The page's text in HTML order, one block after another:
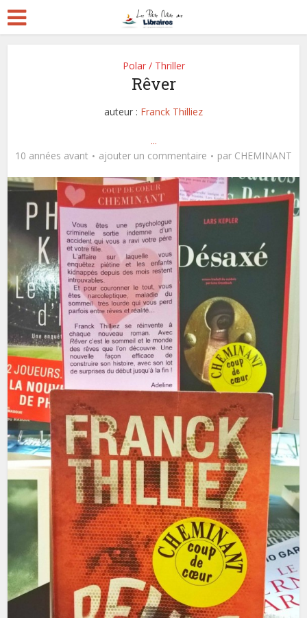
Polar / Thriller
Rêver
auteur : Franck Thilliez
...
10 années avant
ajouter un commentaire par CHEMINANT